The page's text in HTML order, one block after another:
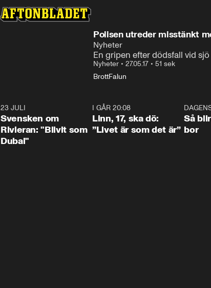
Polisen utreder misstänkt
Nyheter
En gripen efter dödsfall vid sjö
Nyheter • 27.05.17 • 51 sek
BrottFalun
23 JULI
Svensken om
Rivieran: "Blivit som
Dubai"
I GÅR 20:08
Linn, 17, ska dö:
”Livet är som det är”
Så
bor